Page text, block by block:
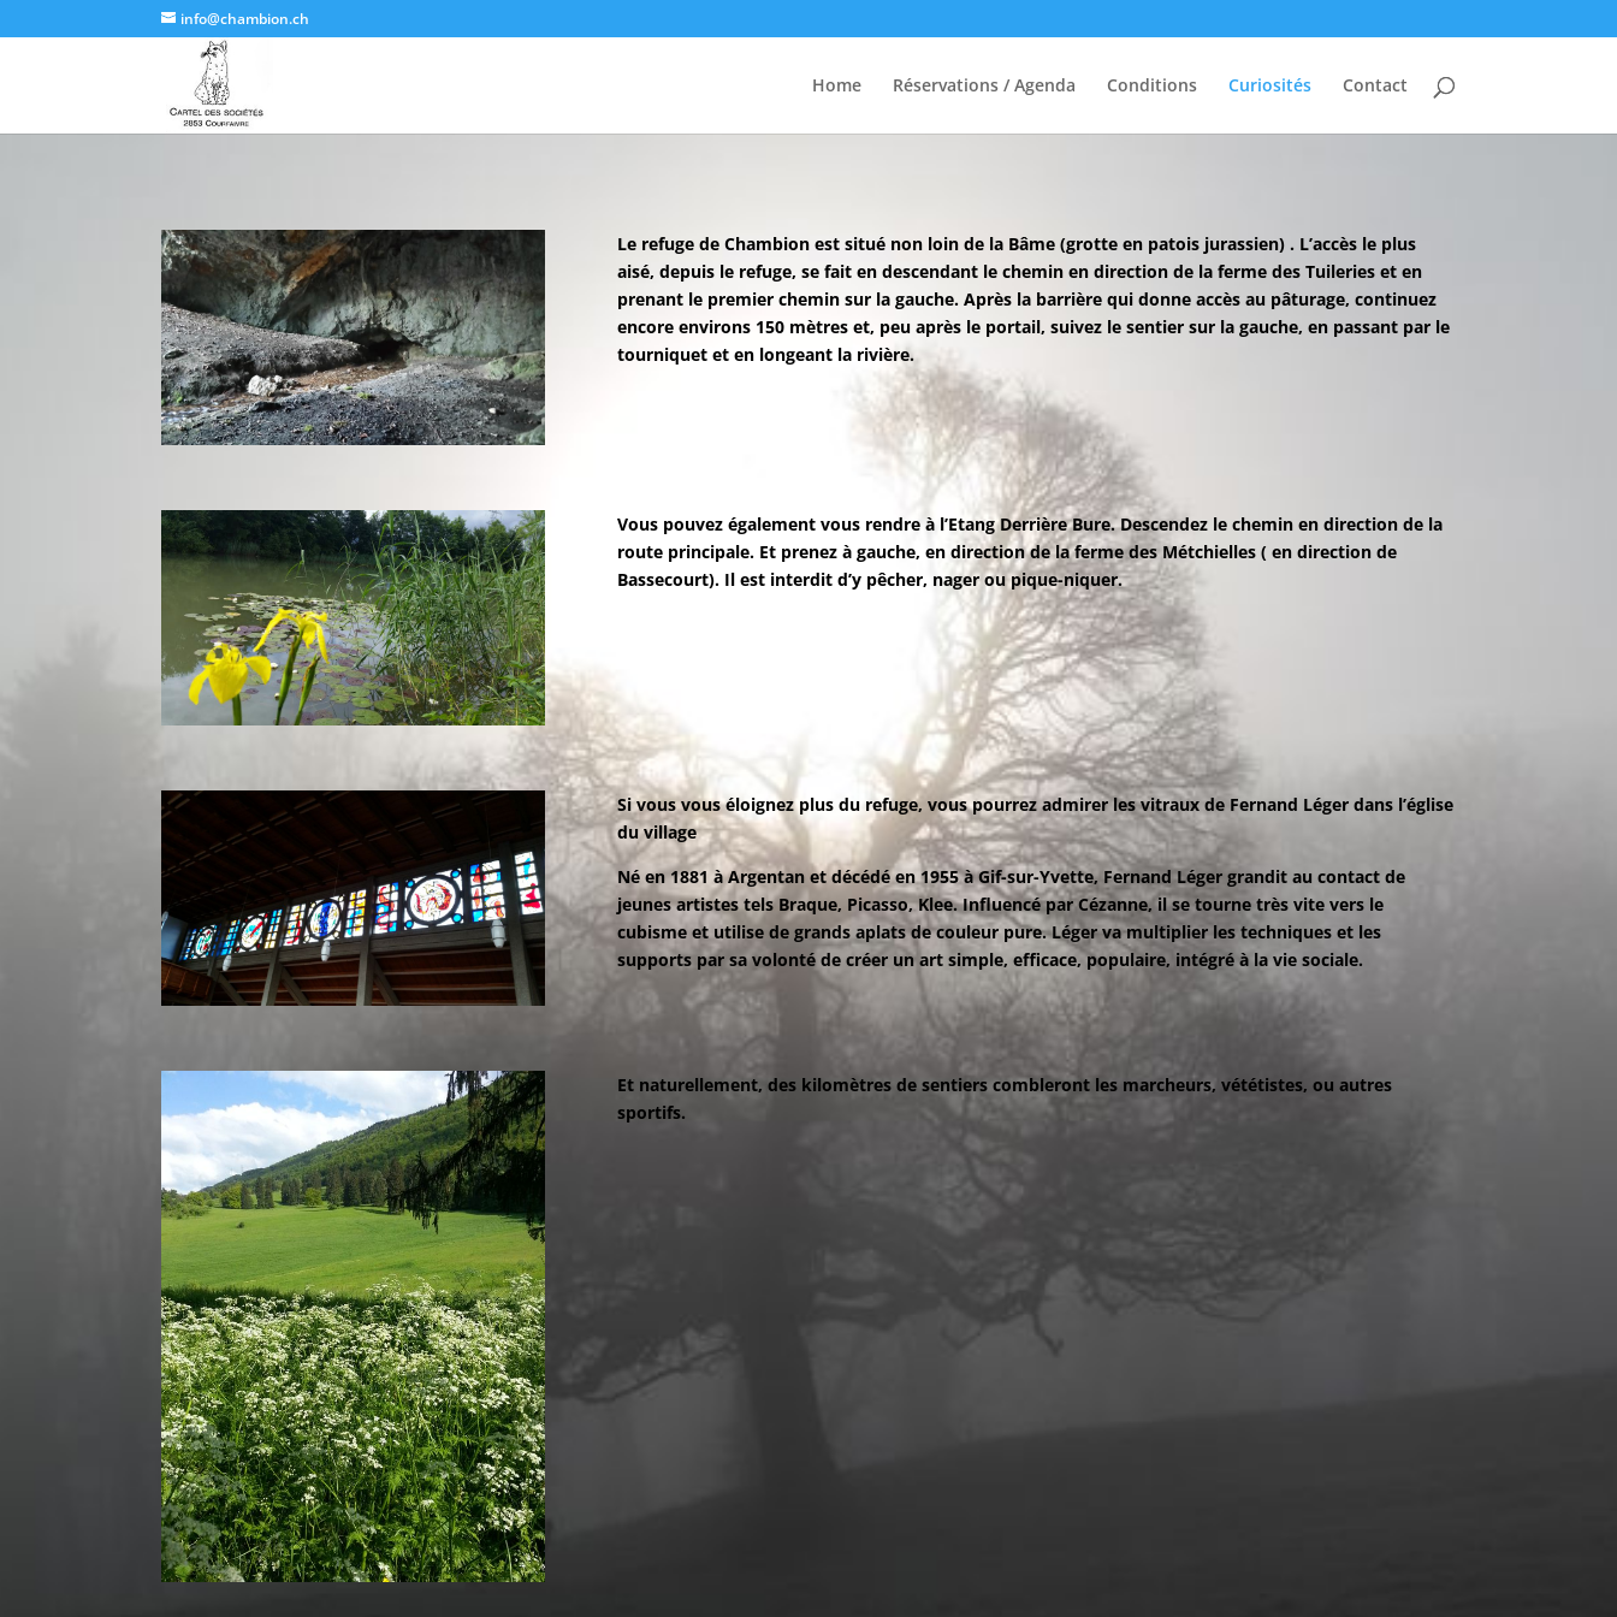
info@chambion.ch
Home Réservations / Agenda Conditions Curiosités Contact
Le refuge de Chambion est situé non loin de la Bâme (grotte en patois jurassien) . L’accès le plus
aisé, depuis le refuge, se fait en descendant le chemin en direction de la ferme des Tuileries et en
prenant le premier chemin sur la gauche. Après la barrière qui donne accès au pâturage, continuez
encore environs 150 mètres et, peu après le portail, suivez le sentier sur la gauche, en passant par le
tourniquet et en longeant la rivière.
Vous pouvez également vous rendre à l’Etang Derrière Bure. Descendez le chemin en direction de la
route principale. Et prenez à gauche, en direction de la ferme des Métchielles ( en direction de
Bassecourt). Il est interdit d’y pêcher, nager ou pique-niquer.
Si vous vous éloignez plus du refuge, vous pourrez admirer les vitraux de Fernand Léger dans l’église
du village
Né en 1881 à Argentan et décédé en 1955 à Gif-sur-Yvette, Fernand Léger grandit au contact de
jeunes artistes tels Braque, Picasso, Klee. Influencé par Cézanne, il se tourne très vite vers le
cubisme et utilise de grands aplats de couleur pure. Léger va multiplier les techniques et les
supports par sa volonté de créer un art simple, efficace, populaire, intégré à la vie sociale.
Et naturellement, des kilomètres de sentiers combleront les marcheurs, vététistes, ou autres
sportifs.